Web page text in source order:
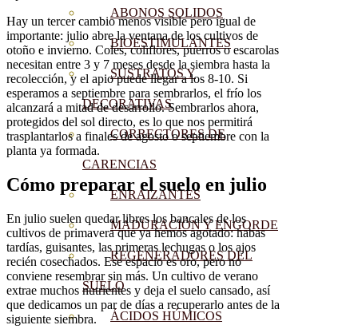
ABONOS SOLIDOS
BIOESTIMULANTES
SUSTRATOS Y
DECORATIVAS
CORRECTORES DE
CARENCIAS
ENRAIZANTES
MADURACIÓN Y ENGORDE
REGENERADORES DEL
SUELO
ÁCIDOS HÚMICOS
Hay un tercer cambio menos visible pero igual de
importante: julio abre la ventana de los cultivos de
otoño e invierno. Coles, coliflores, puerros o escarolas
necesitan entre 3 y 7 meses desde la siembra hasta la
recolección, y el apio puede llegar a los 8-10. Si
esperamos a septiembre para sembrarlos, el frío los
alcanzará a mitad de desarrollo. Sembrarlos ahora,
protegidos del sol directo, es lo que nos permitirá
trasplantarlos a finales de agosto o septiembre con la
planta ya formada.
Cómo preparar el suelo en julio
En julio suelen quedar libres los bancales de los
cultivos de primavera que ya hemos agotado: habas
tardías, guisantes, las primeras lechugas o los ajos
recién cosechados. Ese espacio es oro, pero no
conviene resembrar sin más. Un cultivo de verano
extrae muchos nutrientes y deja el suelo cansado, así
que dedicamos un par de días a recuperarlo antes de la
siguiente siembra.